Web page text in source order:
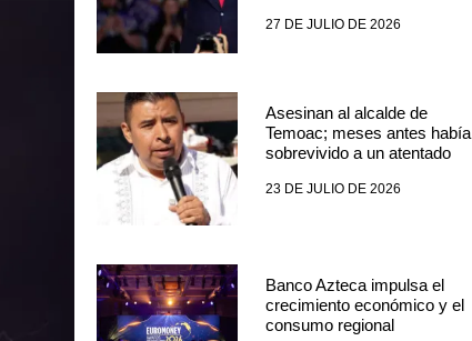
27 DE JULIO DE 2026
Asesinan al alcalde de
Temoac; meses antes había
sobrevivido a un atentado
23 DE JULIO DE 2026
Banco Azteca impulsa el
crecimiento económico y el
consumo regional